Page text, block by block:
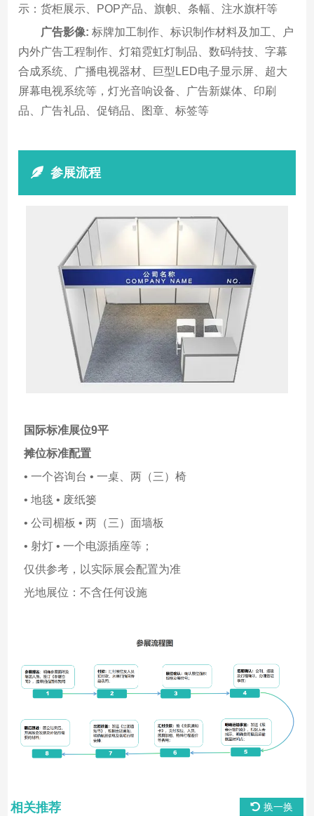
示：货柜展示、POP产品、旗帜、条幅、注水旗杆等
广告影像: 标牌加工制作、标识制作材料及加工、户
内外广告工程制作、灯箱霓虹灯制品、数码特技、字幕
合成系统、广播电视器材、巨型LED电子显示屏、超大
屏幕电视系统等，灯光音响设备、广告新媒体、印刷
品、广告礼品、促销品、图章、标签等
参展流程
国际标准展位9平
摊位标准配置
• 一个咨询台 • 一桌、两（三）椅
• 地毯 • 废纸篓
• 公司楣板 • 两（三）面墙板
• 射灯 • 一个电源插座等；
仅供参考，以实际展会配置为准
光地展位：不含任何设施
相关推荐 换一换